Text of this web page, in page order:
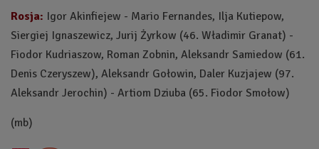
Rosja: Igor Akinfiejew - Mario Fernandes, Ilja Kutiepow,
Siergiej Ignaszewicz, Jurij Żyrkow (46. Władimir Granat) -
Fiodor Kudriaszow, Roman Zobnin, Aleksandr Samiedow (61.
Denis Czeryszew), Aleksandr Gołowin, Daler Kuzjajew (97.
Aleksandr Jerochin) - Artiom Dziuba (65. Fiodor Smołow)
(mb)